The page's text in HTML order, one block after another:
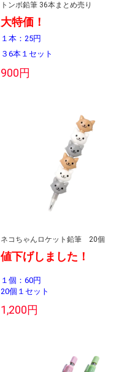
トンボ鉛筆 36本まとめ売り
大特価！
１本：25円
３6本１セット
900円
ネコちゃんロケット鉛筆 20個
値下げしました！
１個：60円
20個１セット
1,200円